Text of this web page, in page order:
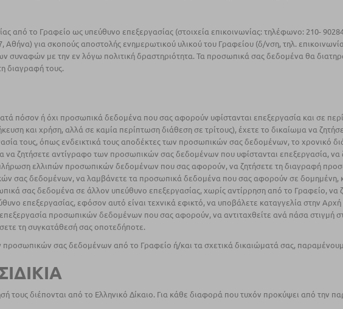
από το Γραφείο ως υπεύθυνο επεξεργασίας (στοιχεία επικοινωνίας: τηλέφωνο: 210-
για σκοπούς αποστολής ενημερωτικού υλικού του Γραφείου (δ/νση, τηλ.
με την εν λόγω πολιτική δραστηριότητα. Τα προσωπικά σας δεδομένα θα
διαγραφή τους.
πόσον ή όχι προσωπικά δεδομένα που σας αφορούν υφίστανται επεξεργασία και σε
και χρήση, αλλά σε καμία περίπτωση διάθεση σε τρίτους), έχετε το δικαίωμα να
τους, όπως ενδεικτικά τους αποδέκτες των προσωπικών σας δεδομένων, το χρονικό
ζητήσετε αντίγραφο των προσωπικών σας δεδομένων που υφίστανται επεξεργασία, να
ελλιπών προσωπικών δεδομένων που σας αφορούν, να ζητήσετε τη διαγραφή
σας δεδομένων, να λαμβάνετε τα προσωπικά δεδομένα που σας αφορούν σε δομημένη,
σας δεδομένα σε άλλον υπεύθυνο επεξεργασίας, χωρίς αντίρρηση από το Γραφείο, να
επεξεργασίας, εφόσον αυτό είναι τεχνικά εφικτό, να υποβάλετε καταγγελία στην
προσωπικών δεδομένων που σας αφορούν, να αντιταχθείτε ανά πάσα στιγμή
τη συγκατάθεσή σας οποτεδήποτε.
προσωπικών σας δεδομένων από το Γραφείο ή/και τα σχετικά δικαιώματά σας,
τους διέπονται από το Ελληνικό Δίκαιο. Για κάθε διαφορά που τυχόν προκύψει από την